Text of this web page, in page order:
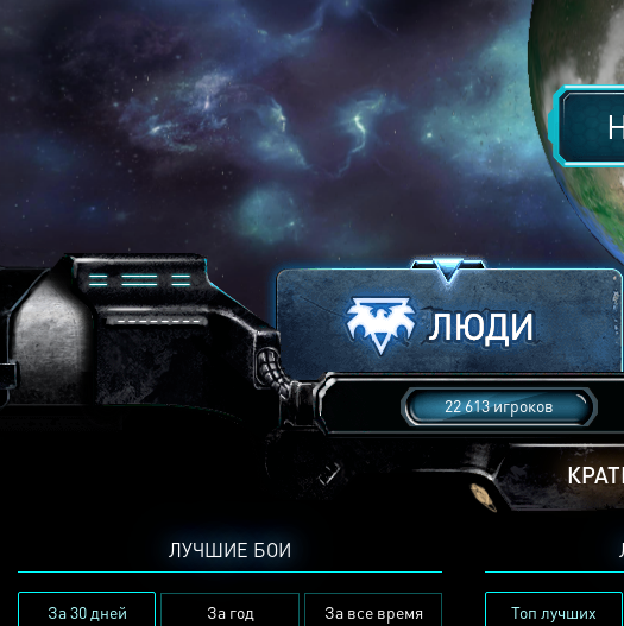
22 613 игроков
ЛУЧШИЕ БОИ
За 30 дней За год За все время Топ лучших